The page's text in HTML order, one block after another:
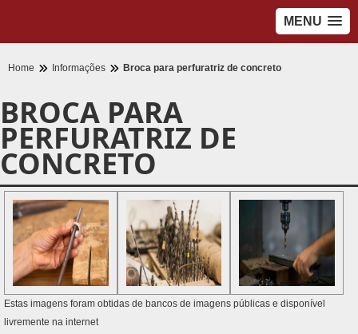
MENU
Home Informações Broca para perfuratriz de concreto
BROCA PARA
PERFURATRIZ DE
CONCRETO
Estas imagens foram obtidas de bancos de imagens públicas e disponível
livremente na internet